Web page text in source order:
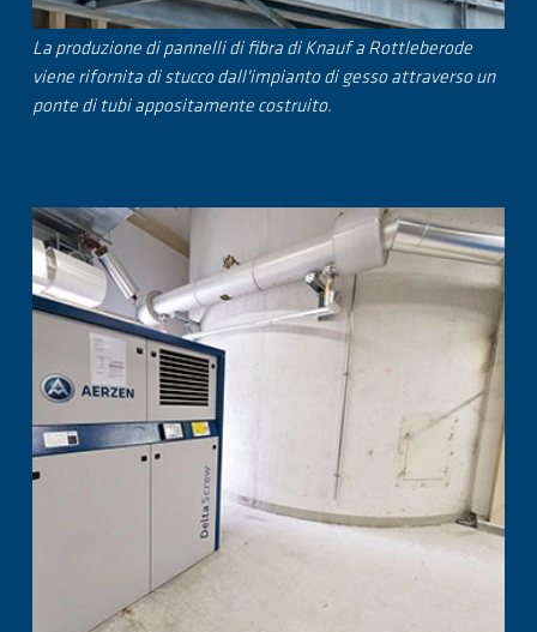
La produzione di pannelli di fibra di Knauf a Rottleberode
viene rifornita di stucco dall'impianto di gesso attraverso un
ponte di tubi appositamente costruito.